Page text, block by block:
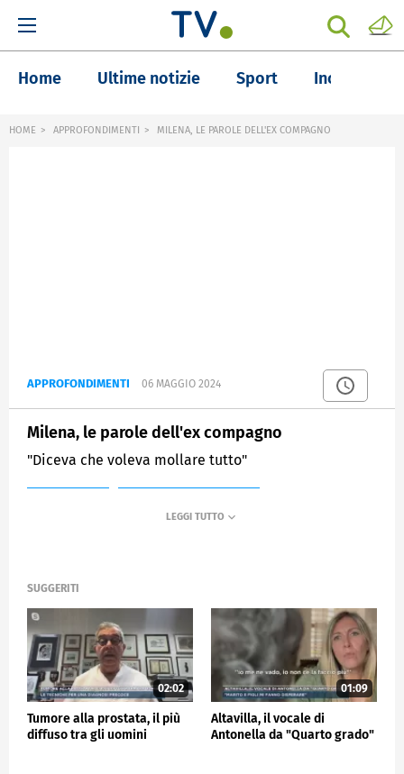
Home Ultime notizie Sport Inchieste
HOME APPROFONDIMENTI MILENA, LE PAROLE DELL'EX COMPAGNO
APPROFONDIMENTI 06 MAGGIO 2024
Milena, le parole dell'ex compagno
"Diceva che voleva mollare tutto"
SUGGERITI
02:02
Tumore alla prostata, il più
diffuso tra gli uomini
01:09
Altavilla, il vocale di
Antonella da "Quarto grado"